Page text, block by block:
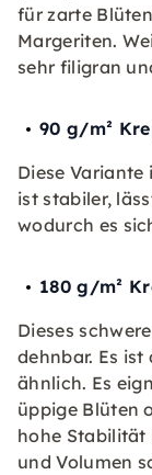
für zarte
Margeriten.
sehr filigran
90 g/m²
Diese Variante
ist stabiler,
wodurch es
180 g/m²
Dieses
dehnbar. Es
ähnlich. Es
üppige Blüten
hohe Stabilität
und Volumen